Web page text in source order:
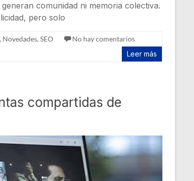
comunidad ni memoria colectiva.
pero solo
, Novedades, SEO
No hay comentarios
Leer más
compartidas de